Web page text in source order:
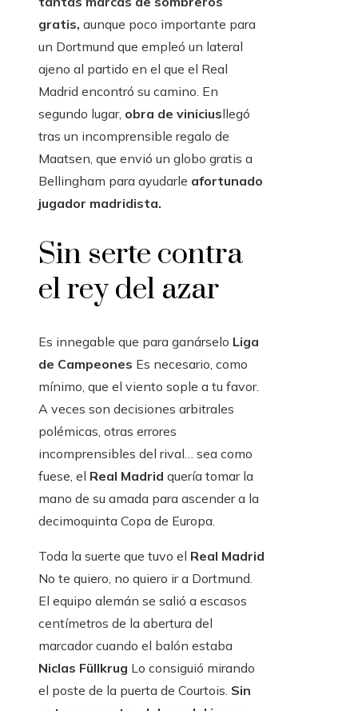
gratis, aunque poco importante para
un Dortmund que empleó un lateral
ajeno al partido en el que el Real
Madrid encontró su camino. En
segundo lugar, obra de viniciusllegó
tras un incomprensible regalo de
Maatsen, que envió un globo gratis a
Bellingham para ayudarle afortunado
jugador madridista.
Sin serte contra
el rey del azar
Es innegable que para ganárselo Liga
de Campeones Es necesario, como
mínimo, que el viento sople a tu favor.
A veces son decisiones arbitrales
polémicas, otras errores
incomprensibles del rival… sea como
fuese, el Real Madrid quería tomar la
mano de su amada para ascender a la
decimoquinta Copa de Europa.
Toda la suerte que tuvo el Real Madrid
No te quiero, no quiero ir a Dortmund.
El equipo alemán se salió a escasos
centímetros de la abertura del
marcador cuando el balón estaba
Niclas Füllkrug Lo consiguió mirando
el poste de la puerta de Courtois. Sin